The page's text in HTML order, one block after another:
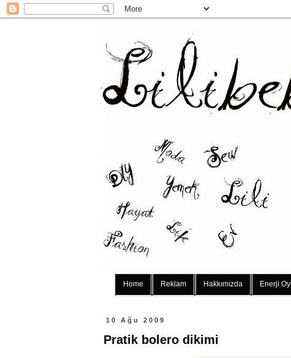
Home Reklam Hakkımızda Enerji
10 Ağu 2009
Pratik bolero dikimi